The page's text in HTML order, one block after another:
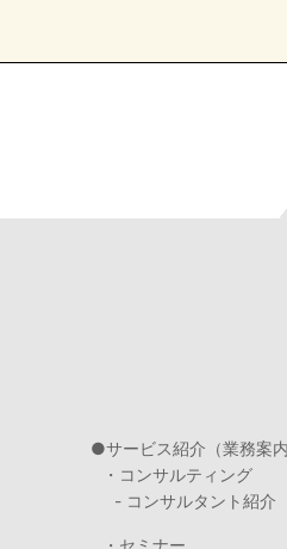
サービス紹介（業務案内
・コンサルティング
- コンサルタント紹介
・セミナー